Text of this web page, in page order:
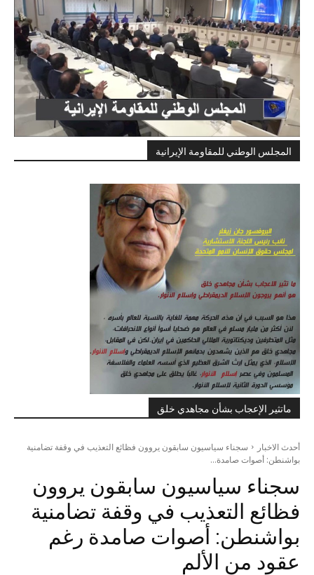
المجلس الوطني للمقاومة الإيرانية
ماتثير الإعجاب بشأن مجاهدي خلق
أحدث الاخبار
سجناء سياسيون سابقون يروون فظائع التعذيب في وقفة تضامنية
بواشنطن: أصوات صامدة...
سجناء سياسيون سابقون يروون
فظائع التعذيب في وقفة تضامنية
بواشنطن: أصوات صامدة رغم
عقود من الألم